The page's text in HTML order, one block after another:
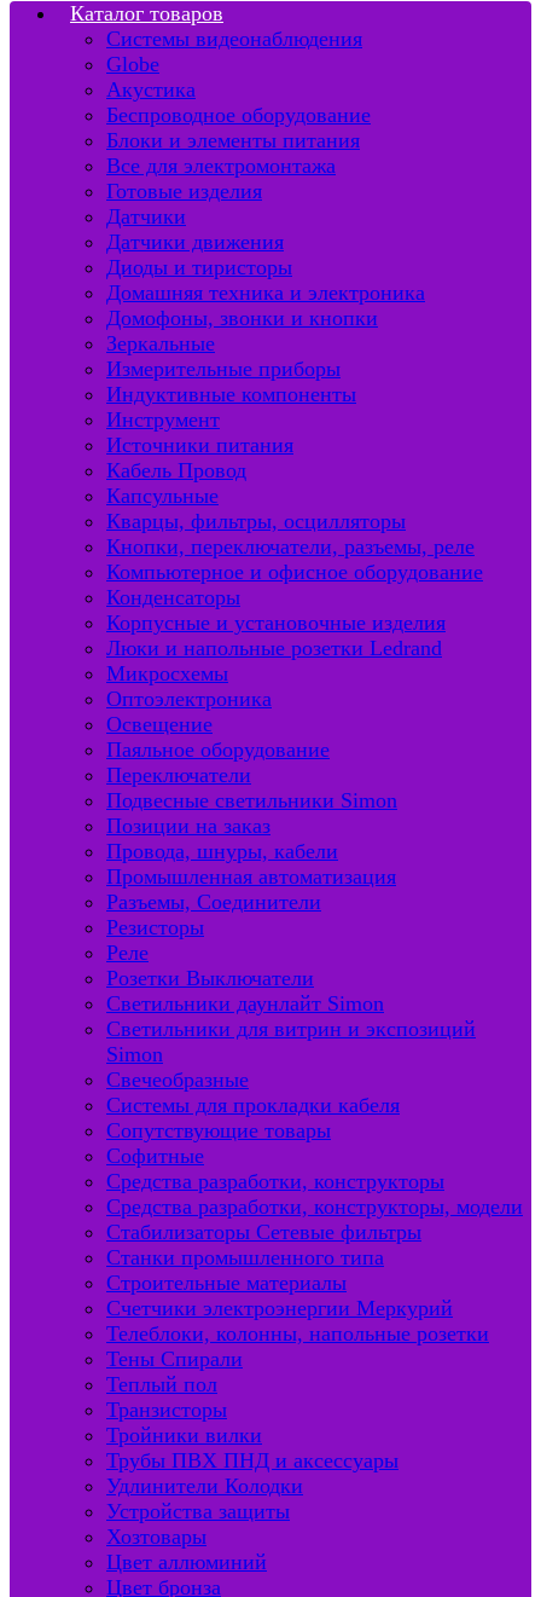
Каталог товаров
Системы видеонаблюдения
Globe
Акустика
Беспроводное оборудование
Блоки и элементы питания
Все для электромонтажа
Готовые изделия
Датчики
Датчики движения
Диоды и тиристоры
Домашняя техника и электроника
Домофоны, звонки и кнопки
Зеркальные
Измерительные приборы
Индуктивные компоненты
Инструмент
Источники питания
Кабель Провод
Капсульные
Кварцы, фильтры, осцилляторы
Кнопки, переключатели, разъемы, реле
Компьютерное и офисное оборудование
Конденсаторы
Корпусные и установочные изделия
Люки и напольные розетки Ledrand
Микросхемы
Оптоэлектроника
Освещение
Паяльное оборудование
Переключатели
Подвесные светильники Simon
Позиции на заказ
Провода, шнуры, кабели
Промышленная автоматизация
Разъемы, Соединители
Резисторы
Реле
Розетки Выключатели
Светильники даунлайт Simon
Светильники для витрин и экспозиций
Simon
Свечеобразные
Системы для прокладки кабеля
Сопутствующие товары
Софитные
Средства разработки, конструкторы
Средства разработки, конструкторы, модели
Стабилизаторы Сетевые фильтры
Станки промышленного типа
Строительные материалы
Счетчики электроэнергии Меркурий
Телеблоки, колонны, напольные розетки
Тены Спирали
Теплый пол
Транзисторы
Тройники вилки
Трубы ПВХ ПНД и аксессуары
Удлинители Колодки
Устройства защиты
Хозтовары
Цвет аллюминий
Цвет бронза